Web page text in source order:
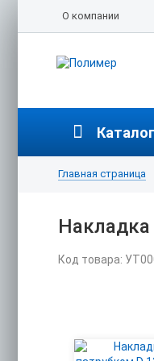
О компании
Главная страница
Код товара: